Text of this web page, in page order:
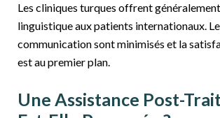
Les cliniques turques offrent
linguistique aux patients internationaux.
communication sont minimisés et la
est au premier plan.
Une Assistance Post-